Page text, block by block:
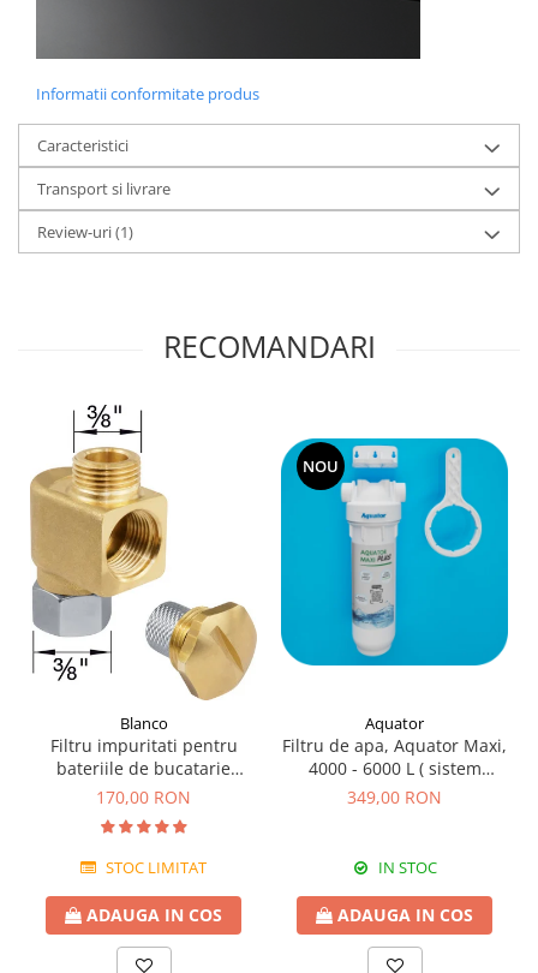
Informatii conformitate produs
Caracteristici
Transport si livrare
Review-uri(1)
RECOMANDARI
Blanco
Filtru impuritati pentru
bateriile de bucatarie
Blanco
170,00 RON
STOC LIMITAT
ADAUGA IN COS
NOU
Aquator
Filtru de apa, Aquator Maxi,
4000 - 6000 L ( sistem
complet )
349,00 RON
IN STOC
ADAUGA IN COS